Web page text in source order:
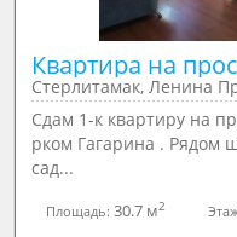
Квартира на
Стерлитамак, Ленина
Сдам 1-к квартиру на
рком Гагарина . Рядом
сад...
Площадь:30.7 м2